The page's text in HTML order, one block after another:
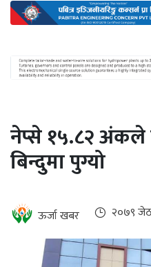
ऊर्जा
दक्षता
खबर
हरित
हाइड्रोजन
इभी
सम्पादकीय
नेप्से १५.८२ अंकले
बिन्दुमा पुग्यो
ऊर्जा खबर २०७९